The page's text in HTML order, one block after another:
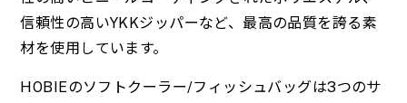
信頼性の高いYKKジッパーなど、最高の品質を誇る素
材を使用しています。
HOBIEのソフトクーラー/フィッシュバッグは3つのサ